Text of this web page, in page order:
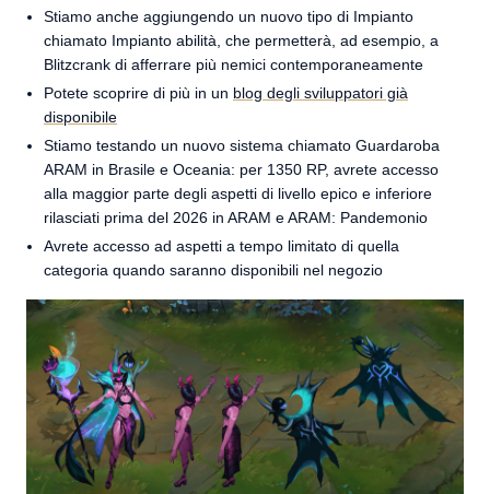
Stiamo anche aggiungendo un nuovo tipo di Impianto
chiamato Impianto abilità, che permetterà, ad esempio, a
Blitzcrank di afferrare più nemici contemporaneamente
Potete scoprire di più in un blog degli sviluppatori già
disponibile
Stiamo testando un nuovo sistema chiamato Guardaroba
ARAM in Brasile e Oceania: per 1350 RP, avrete accesso
alla maggior parte degli aspetti di livello epico e inferiore
rilasciati prima del 2026 in ARAM e ARAM: Pandemonio
Avrete accesso ad aspetti a tempo limitato di quella
categoria quando saranno disponibili nel negozio